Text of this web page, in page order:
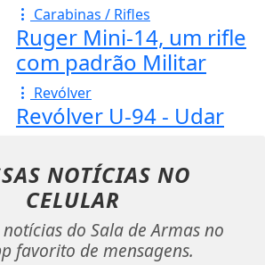
Carabinas / Rifles
Ruger Mini-14, um rifle
com padrão Militar
Revólver
Revólver U-94 - Udar
NOTÍCIAS NO
CELULAR
notícias do Sala de Armas no
favorito de mensagens.